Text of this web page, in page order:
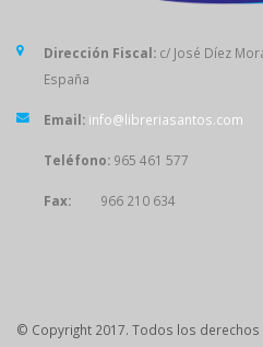
Dirección Fiscal: c/ José Díez
España
Email: info@libreriasantos.com
Teléfono: 965 461 577
Fax: 966 210 634
© Copyright 2017. Todos los